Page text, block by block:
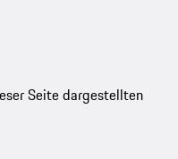
Seite dargestellten